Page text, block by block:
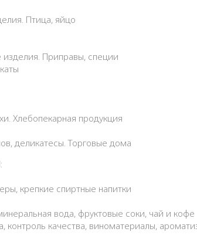
Птица, яйцо
изделия. Приправы, специи
Хлебопекарная продукция
деликатесы. Торговые дома
крепкие спиртные напитки
вода, фруктовые соки, чай и кофе
контроль качества, виноматериалы,